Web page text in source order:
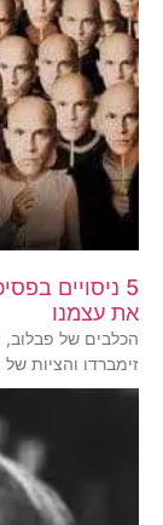
5 ניסויים
את עצמנו
הכלבים של
זימברדו והציות של